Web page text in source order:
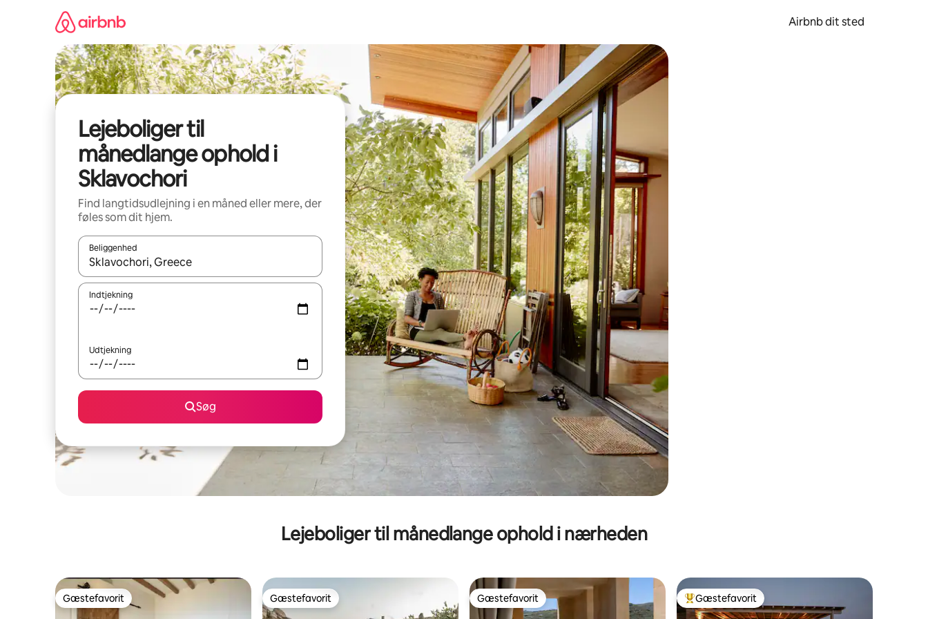
Airbnb dit sted
Lejeboliger til
månedlange ophold i
Sklavochori
Find langtidsudlejning i en måned eller mere, der
føles som dit hjem.
Beliggenhed
Når resultaterne er tilgængelige, skal du navigere med piletasterne op og ned eller se mere ved at trykke eller stryge.
Indtjekning
Udtjekning
Søg
Lejeboliger til månedlange ophold i nærheden
Gæstefavorit
Gæstefavorit Gæstefavorit
Gæstefavorit Gæstefavorit
Gæstefavorit Bedste gæstefavorit
Gæstefavorit